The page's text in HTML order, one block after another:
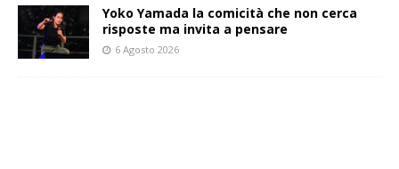
Yoko Yamada la comicità che non cerca
risposte ma invita a pensare
6 Agosto 2026